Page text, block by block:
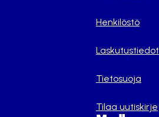
Henkilöstö
Laskutustiedot
Tietosuoja
Tilaa uutiskirje